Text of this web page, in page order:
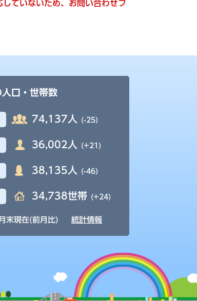
ていないため、お問い合わせフ
人口・世帯数
74,137人 (-25)
36,002人 (+21)
38,135人 (-46)
34,738世帯 (+24)
末現在(前月比) 統計情報